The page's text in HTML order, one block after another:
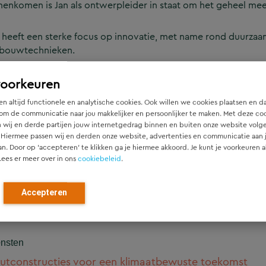
altijd functionele en analytische cookies. Ook willen we cookies plaatsen en
de communicatie naar jou makkelijker en persoonlijker te maken. Met deze
wij en derde partijen jouw internetgedrag binnen en buiten onze website
passen wij en derden onze website, advertenties en communicatie aan
Door op ‘accepteren’ te klikken ga je hiermee akkoord. Je kunt je voorkeuren
er meer over in onscookiebeleid.
Accepteren
is Jan als ontwerpleider in staat om het geheel
heeft een sterke focus op innovatie, met name rond
Design
Ontwerpen & Bouwkunde
betonprinter geeft jaren ‘70 flatgebouwen een nieuw
Hengelo
voor een klimaatbewuste toekomst